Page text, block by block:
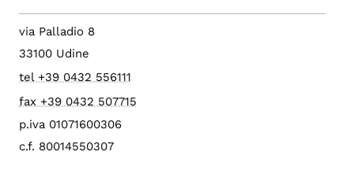
via Palladio 8
33100 Udine
tel +39 0432 556111
fax +39 0432 507715
p.iva 01071600306
c.f. 80014550307